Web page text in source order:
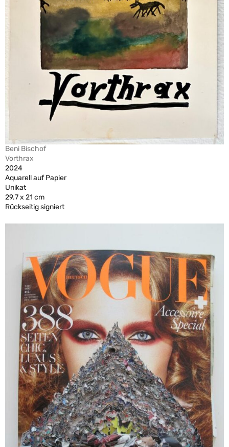
Beni Bischof
Vorthrax
2024
Aquarell auf Papier
Unikat
29.7 x 21 cm
Rückseitig signiert